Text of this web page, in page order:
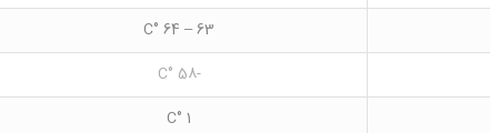
63 – 64 °C
-58 °C
1 °C